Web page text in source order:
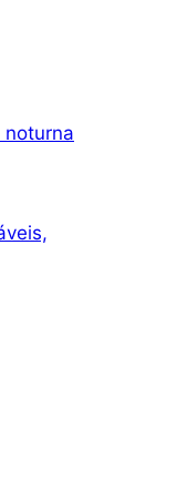
noturna